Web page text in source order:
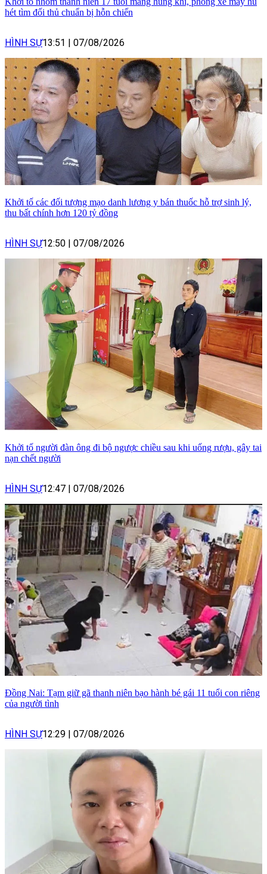
hét tìm đối thủ chuẩn bị hỗn chiến
HÌNH SỰ13:51 07/08/2026
Khởi tố các đối tượng mạo danh lương y bán thuốc hỗ trợ sinh lý,
thu bất chính hơn 120 tỷ đồng
HÌNH SỰ12:50 07/08/2026
Khởi tố người đàn ông đi bộ ngược chiều sau khi uống rượu, gây tai
nạn chết người
HÌNH SỰ12:47 07/08/2026
Đồng Nai: Tạm giữ gã thanh niên bạo hành bé gái 11 tuổi con riêng
của người tình
HÌNH SỰ12:29 07/08/2026